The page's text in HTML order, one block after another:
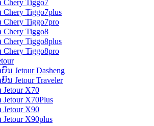
Tiggo7
Tiggo7plus
Tiggo7pro
Tiggo8
Tiggo8plus
Tiggo8pro
Jetour Dasheng
ນ Jetour Traveler
X70
X70Plus
X90
X90plus